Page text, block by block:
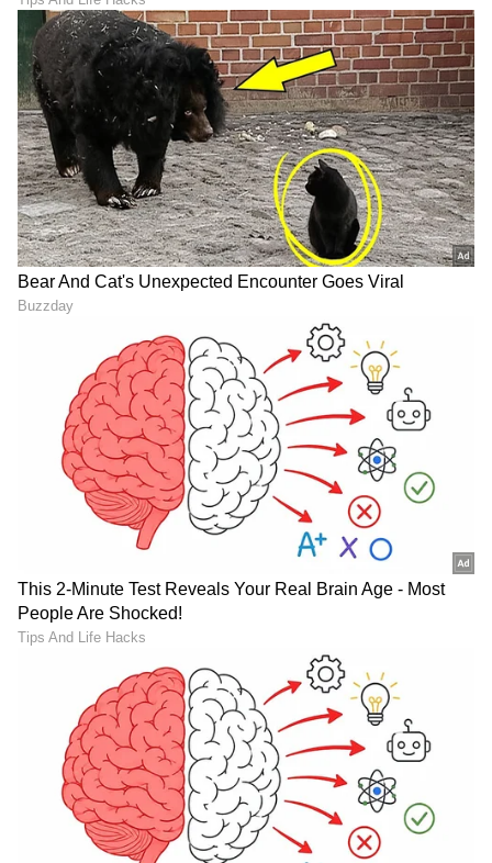
Bhagyalakshmi Serial
ಮುಗೀತು, ಆದರೆ ಅದೊಂದು
ದೊಡ್ಡ ಪ್ರಶ್ನೆ ಮಾತ್ರ ಹಾಗೆಯೇ
ಉಳಿತು; ಏನದು?
ಅಮೇಜಾನ್ ಪ್ರೈಮ್-ಎಂಎಕ್ಸ್
ಪ್ಲೇಯರ್ ವಿಲೀನ: ಭಾರತದ ಅತಿ
ದೊಡ್ಡ ಒಟಿಟಿ ಪ್ಲಾಟ್‌ಫಾರ್ಮ್
ಸೃಷ್ಟಿ!
ಕಷ್ಟಪಡೋರು ನೀವು, ನಾವು
ಪೇಂಟಿಂಗ್​ನಲ್ಲಿ ಬಣ್ಣಗಳಷ್ಟೇ:
Amruthadhaare ನಟಿ ಛಾಯಾ
ಅಂದು ಆ್ಯಂಕರ್​ ಅನುಶ್ರೀ, ಇಂದು
ಸೋನು ಗೌಡ; ಮಂಚದ ವಿಷ್ಯ
ಪದೇಪದೇ ಬರೋದ್ಯಾಕೆ
LATEST VIDEOS
"ರಾಜಕೀಯ ಬೇಡ, ಸಿನಿಮಾನೇ ಪ್ರಾಣ":
ಕನಕೋತ್ಸವದಲ್ಲಿ ರಿಷಬ್ ಶೆಟ್ಟಿ | Rishab
Shetty speech | Suvarna News
ಶೇ.50 ರಿಂದ ಶೇ.18 ಕ್ಕೆ TAX ಇಳಿಕೆ: ಮೋದಿ-
ಟ್ರಂಪ್ ಐತಿಹಾಸಿಕ ಒಪ್ಪಂದ | India US
Trade Deal | Party Rounds